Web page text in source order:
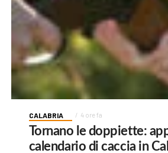
CALABRIA 4 ore fa
Tornano le doppiette:
calendario di caccia in